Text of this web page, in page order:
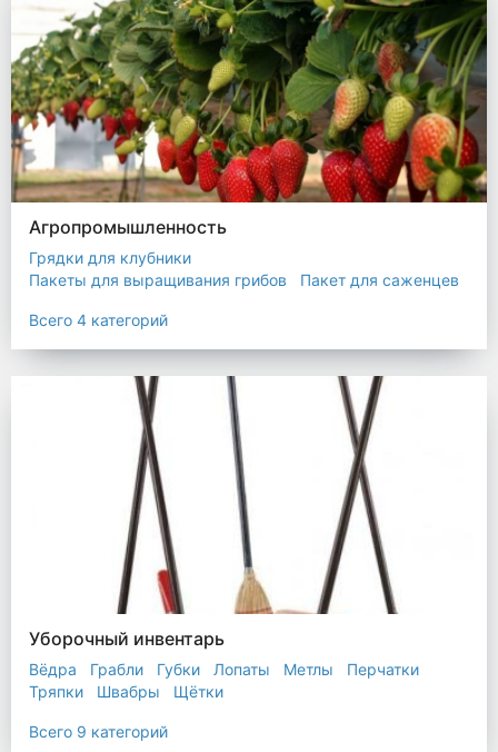
Агропромышленность
Грядки для клубники
Пакеты для выращивания грибов
Пакет для саженцев
Всего 4 категорий
Уборочный инвентарь
Вёдра Грабли Губки Лопаты Метлы
Перчатки
Тряпки
Швабры Щётки
Всего 9 категорий